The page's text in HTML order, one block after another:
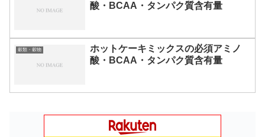
酸・BCAA・タンパク質含有量
穀類・穀物
ホットケーキミックスの必須アミノ
酸・BCAA・タンパク質含有量